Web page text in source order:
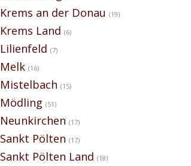
Krems an der Donau (19)
Krems Land (6)
Lilienfeld (7)
Melk (16)
Mistelbach (15)
Mödling (51)
Neunkirchen (17)
Sankt Pölten (17)
Sankt Pölten Land (18)